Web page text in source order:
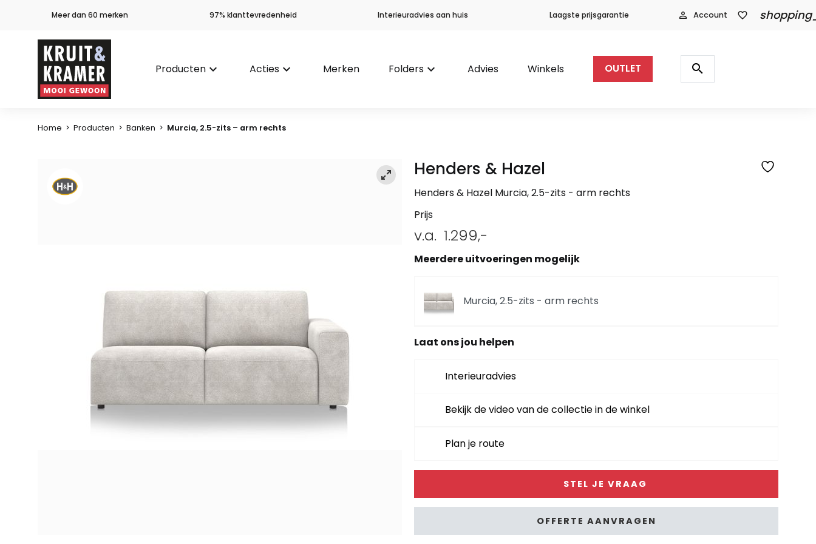
Meer dan 60 merken 97% klanttevredenheid Interieuradvies aan huis Laagste prijsgarantie person_outline Account favorite_border
Producten keyboard_arrow_down Acties keyboard_arrow_down Merken Folders keyboard_arrow_down Advies Winkels OUTLET
Producten
zoeken
search
Home > Producten > Banken > Murcia, 2.5-zits – arm rechts
Henders & Hazel
Henders & Hazel Murcia, 2.5-zits - arm rechts
Prijs
v.a. 1.299,-
Meerdere uitvoeringen mogelijk
Murcia, 2.5-zits - arm rechts
Murcia, U-bank rechts - stof Enzo
Murcia, poef - stof Enzo
Murcia, hoofdsteun - stof Enzo
Laat ons jou helpen
Interieuradvies
Bekijk de video van de collectie in de winkel
Plan je route
STEL JE VRAAG
OFFERTE AANVRAGEN